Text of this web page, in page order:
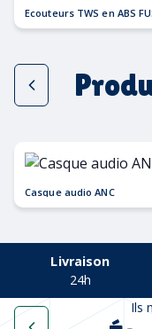
Ecouteurs TWS en ABS
Casque audio ANC
Livraison
24h
Ils